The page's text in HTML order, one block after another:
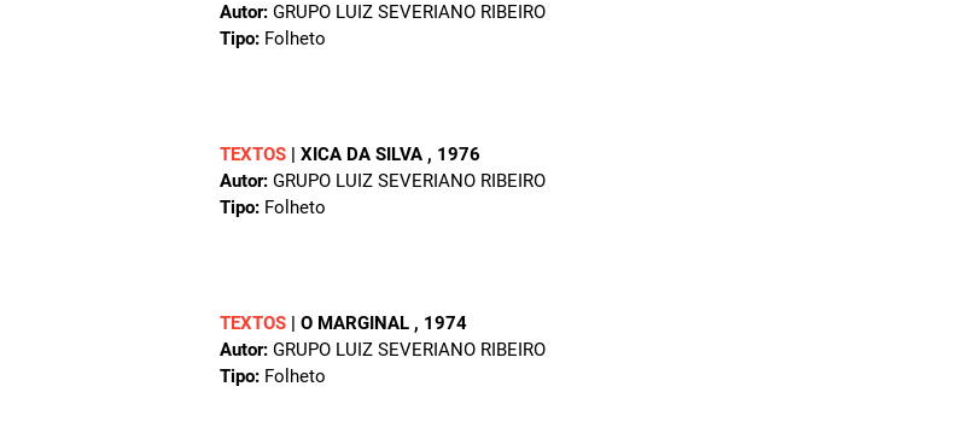
Autor: GRUPO LUIZ SEVERIANO RIBEIRO
Tipo: Folheto
TEXTOS | XICA DA SILVA , 1976
Autor: GRUPO LUIZ SEVERIANO RIBEIRO
Tipo: Folheto
TEXTOS | O MARGINAL , 1974
Autor: GRUPO LUIZ SEVERIANO RIBEIRO
Tipo: Folheto